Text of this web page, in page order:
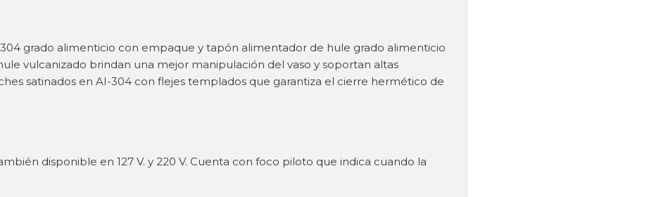
grado alimenticio con empaque y tapón alimentador de hule grado alimenticio
vulcanizado brindan una mejor manipulación del vaso y soportan altas
satinados en AI-304 con flejes templados que garantiza el cierre hermético de
disponible en 127 V. y 220 V. Cuenta con foco piloto que indica cuando la